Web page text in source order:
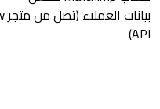
API)